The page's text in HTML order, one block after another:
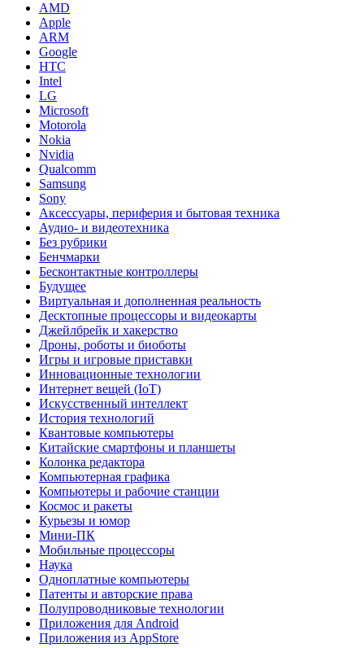
AMD
Apple
ARM
Google
HTC
Intel
LG
Microsoft
Motorola
Nokia
Nvidia
Qualcomm
Samsung
Sony
Аксессуары, периферия и бытовая техника
Аудио- и видеотехника
Без рубрики
Бенчмарки
Бесконтактные контроллеры
Будущее
Виртуальная и дополненная реальность
Десктопные процессоры и видеокарты
Джейлбрейк и хакерство
Дроны, роботы и биоботы
Игры и игровые приставки
Инновационные технологии
Интернет вещей (IoT)
Искусственный интеллект
История технологий
Квантовые компьютеры
Китайские смартфоны и планшеты
Колонка редактора
Компьютерная графика
Компьютеры и рабочие станции
Космос и ракеты
Курьезы и юмор
Мини-ПК
Мобильные процессоры
Наука
Одноплатные компьютеры
Патенты и авторские права
Полупроводниковые технологии
Приложения для Android
Приложения из AppStore